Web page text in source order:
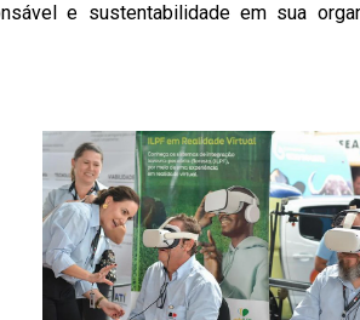
e sustentabilidade em sua